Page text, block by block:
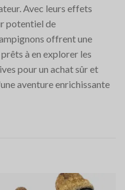
Avec leurs effets
potentiel de
offrent une
à en explorer les
pour un achat sûr et
aventure enrichissante